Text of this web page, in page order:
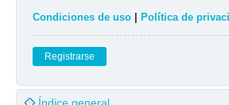
Condiciones de uso Política de
Registrarse